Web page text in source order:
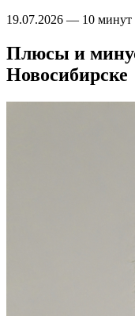
19.07.2026 — 10 минут
Плюсы и
Новосибирске